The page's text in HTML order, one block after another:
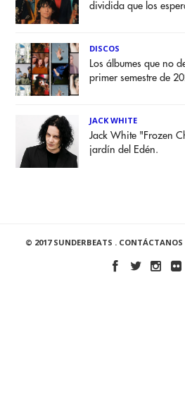
dividida que los
DISCOS
Los álbumes que no
primer semestre de
JACK WHITE
Jack White "Frozen
jardín del Edén.
© 2017 SUNDERBEATS . CONTÁCTANOS